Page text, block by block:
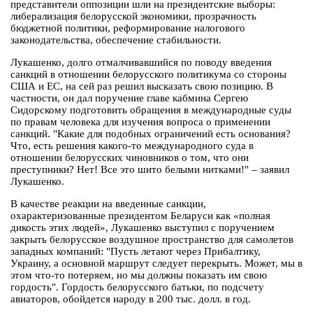
представители оппозиции шли на президентские выборы:
либерализация белорусской экономики, прозрачность
бюджетной политики, реформирование налогового
законодательства, обеспечение стабильности.
Лукашенко, долго отмалчивавшийся по поводу введения
санкций в отношении белорусского политикума со стороны
США и ЕС, на сей раз решил высказать свою позицию. В
частности, он дал поручение главе кабмина Сергею
Сидорскому подготовить обращения в международные суды
по правам человека для изучения вопроса о применении
санкций. "Какие для подобных ограничений есть основания?
Что, есть решения какого-то международного суда в
отношении белорусских чиновников о том, что они
преступники? Нет! Все это шито белыми нитками!" – заявил
Лукашенко.
В качестве реакции на введенные санкции,
охарактеризованные президентом Беларуси как «полная
дикость этих людей», Лукашенко выступил с поручением
закрыть белорусское воздушное пространство для самолетов
западных компаний: "Пусть летают через Прибалтику,
Украину, а основной маршрут следует перекрыть. Может, мы в
этом что-то потеряем, но мы должны показать им свою
гордость". Гордость белорусского батьки, по подсчету
авиаторов, обойдется народу в 200 тыс. долл. в год.